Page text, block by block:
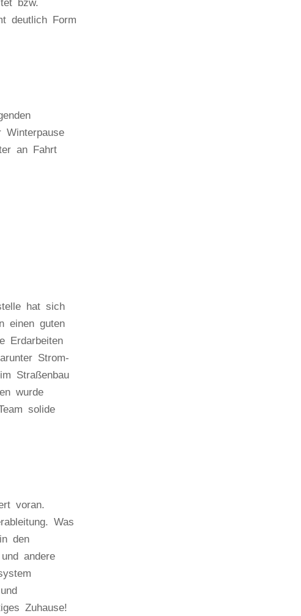
deutlich Form
Winterpause
an Fahrt
hat sich
einen guten
Erdarbeiten
Strom-
Straßenbau
wurde
solide
voran.
Was
den
andere
Zuhause!